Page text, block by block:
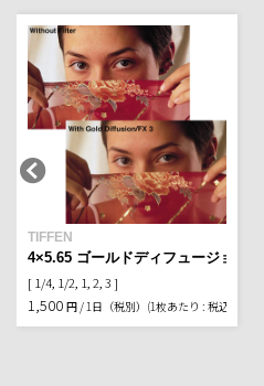
TIFFEN
4×5.65 ゴールドディフュージョンFX
[ 1/4, 1/2, 1, 2, 3 ]
1,500 円 / 1日（税別） (1枚あたり : 税込1,650円